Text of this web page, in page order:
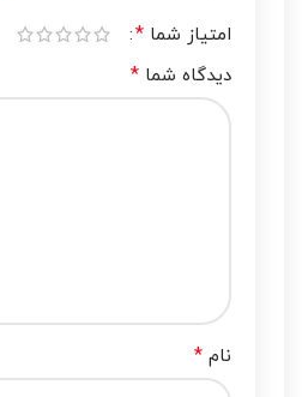
امتیاز شما *
دیدگاه شما *
نام *